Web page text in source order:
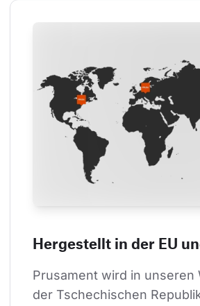
Hergestellt in der EU
Prusament wird in unseren
der Tschechischen